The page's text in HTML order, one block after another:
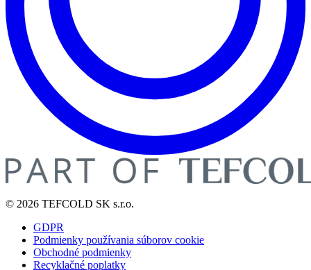
© 2026 TEFCOLD SK s.r.o.
GDPR
Podmienky používania súborov cookie
Obchodné podmienky
Recyklačné poplatky